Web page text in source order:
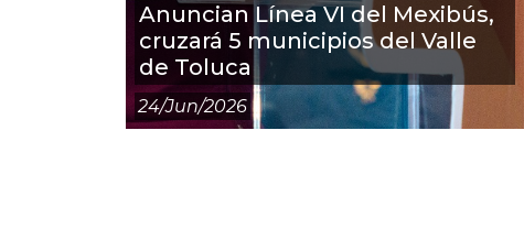
Anuncian Línea VI del Mexibús,
cruzará 5 municipios del Valle
de Toluca
24/jun/2026